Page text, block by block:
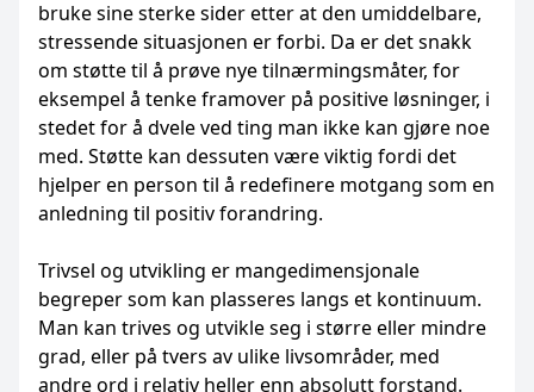
bruke sine sterke sider etter at den umiddelbare,
stressende situasjonen er forbi. Da er det snakk
om støtte til å prøve nye tilnærmingsmåter, for
eksempel å tenke framover på positive løsninger, i
stedet for å dvele ved ting man ikke kan gjøre noe
med. Støtte kan dessuten være viktig fordi det
hjelper en person til å redefinere motgang som en
anledning til positiv forandring.
Trivsel og utvikling er mangedimensjonale
begreper som kan plasseres langs et kontinuum.
Man kan trives og utvikle seg i større eller mindre
grad, eller på tvers av ulike livsområder, med
andre ord i relativ heller enn absolutt forstand.